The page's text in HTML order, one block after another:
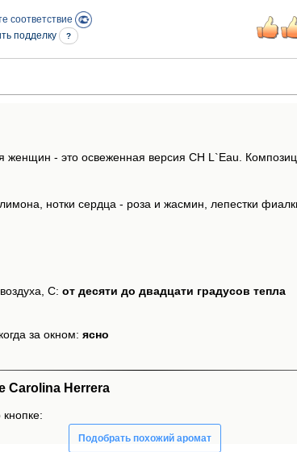
соответствие
подделку
?
- это освеженная версия CH L`Eau.
нотки сердца - роза и жасмин, лепестки
С: от десяти до двадцати градусов тепла
за окном: ясно
Carolina Herrera
Подобрать похожий аромат